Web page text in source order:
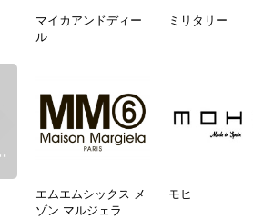
マイカアンドディー
ル
ミリタリー
エムエムシックス メ
ゾン マルジェラ
モヒ